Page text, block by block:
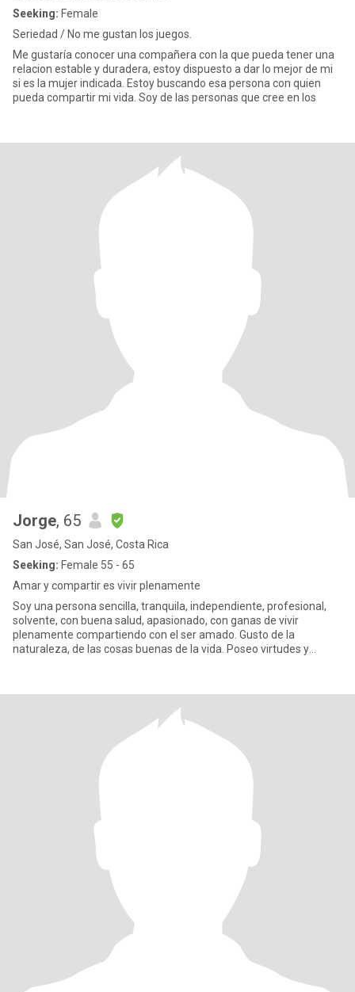
Seeking: Female
Seriedad / No me gustan los juegos.
Me gustaría conocer una compañera con la que pueda tener una
relacion estable y duradera, estoy dispuesto a dar lo mejor de mi
si es la mujer indicada. Estoy buscando esa persona con quien
pueda compartir mi vida. Soy de las personas que cree en los
Jorge, 65
San José, San José, Costa Rica
Seeking: Female 55 - 65
Amar y compartir es vivir plenamente
Soy una persona sencilla, tranquila, independiente, profesional,
solvente, con buena salud, apasionado, con ganas de vivir
plenamente compartiendo con el ser amado. Gusto de la
naturaleza, de las cosas buenas de la vida. Poseo virtudes y